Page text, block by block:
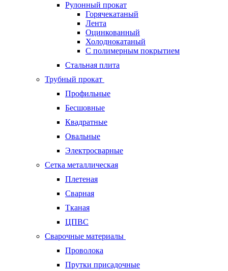
Рулонный прокат
Горячекатаный
Лента
Оцинкованный
Холоднокатаный
С полимерным покрытием
Стальная плита
Трубный прокат
Профильные
Бесшовные
Квадратные
Овальные
Электросварные
Сетка металлическая
Плетеная
Сварная
Тканая
ЦПВС
Сварочные материалы
Проволока
Прутки присадочные